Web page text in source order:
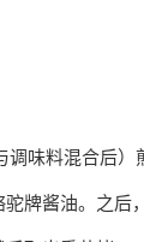
味料混合后）
牌酱油。之后